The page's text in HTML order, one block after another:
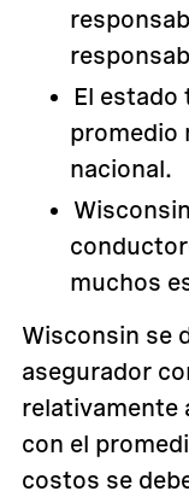
El estado
promedio
nacional.
muchos
Wisconsin se
asegurador
relativamente
con el
costos se